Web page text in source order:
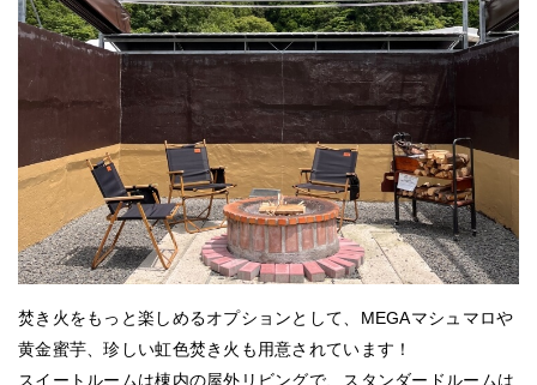
焚き火をもっと楽しめるオプションとして、MEGAマシュマロや
黄金蜜芋、珍しい虹色焚き火も用意されています！
スイートルームは棟内の屋外リビングで、スタンダードルームは